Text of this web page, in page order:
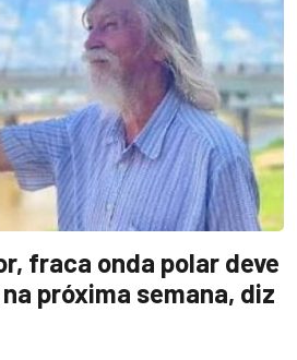
fraca onda polar deve
próxima semana, diz